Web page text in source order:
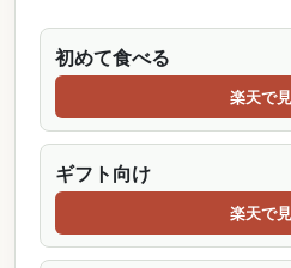
初めて食べる
楽天で
ギフト向け
楽天で